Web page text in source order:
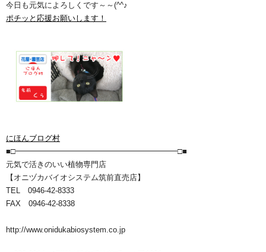
今日も元気によろしくです～～(^^♪
ポチッと応援お願いします！
にほんブログ村
■□━━━━━━━━━━━━━━━━━━━━━□■
元気で活きのいい植物専門店
【オニヅカバイオシステム筑前直売店】
TEL 0946-42-8333
FAX 0946-42-8338
http://www.onidukabiosystem.co.jp